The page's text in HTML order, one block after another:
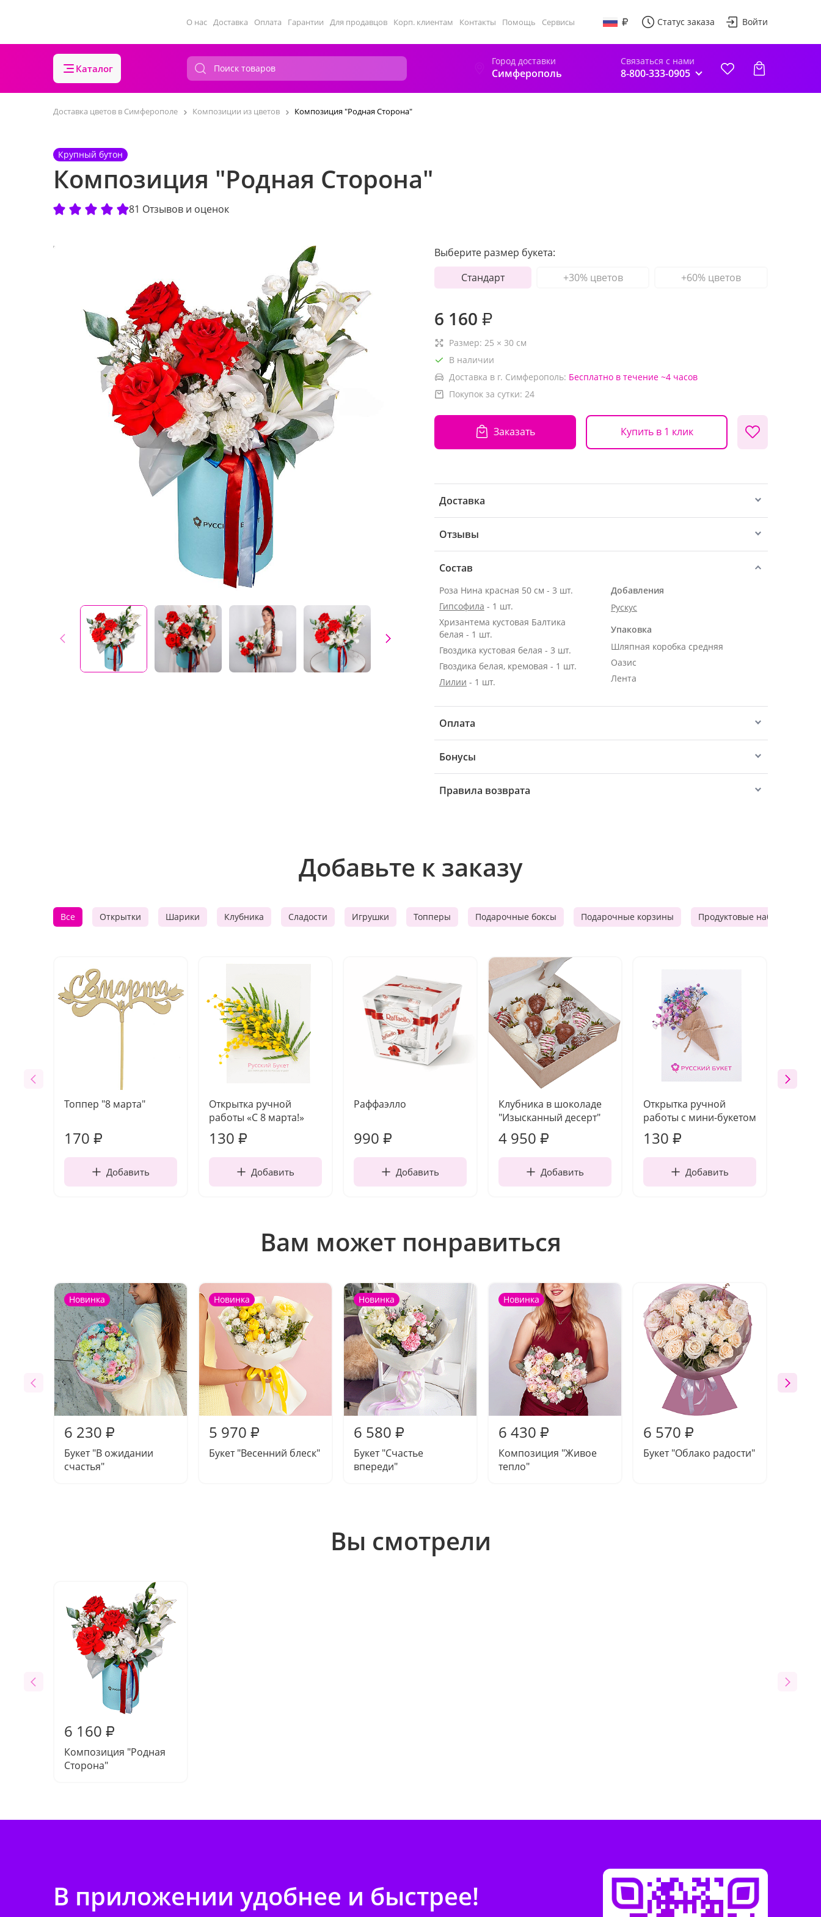
О нас Доставка Оплата Гарантии Для продавцов Корп. клиентам Контакты Помощь Сервисы Статус заказа Войти
Каталог
Город доставки
Симферополь
Связаться с нами
8-800-333-0905
Доставка цветов в Симферополе Композиции из цветов Композиция "Родная Сторона"
Крупный бутон
Композиция "Родная Сторона"
81 Отзывов и оценок
Выберите размер букета:
Стандарт
+30% цветов +60% цветов
6 160 ₽
Размер: 25 × 30 см
В наличии
Доставка в г. Симферополь: Бесплатно в течение ~4 часов
Покупок за сутки: 24
Заказать Купить в 1 клик
Доставка
Отзывы
Состав
Роза Нина красная 50 см - 3 шт.
Гипсофила - 1 шт.
Хризантема кустовая Балтика
белая - 1 шт.
Гвоздика кустовая белая - 3 шт.
Гвоздика белая, кремовая - 1 шт.
Лилии - 1 шт.
Добавления
Рускус
Упаковка
Шляпная коробка средняя
Оазис
Лента
Оплата
Бонусы
Правила возврата
Добавьте к заказу
Все Открытки Шарики Клубника Сладости Игрушки Топперы Подарочные боксы Подарочные корзины Продуктовые наборы
Топпер "8 марта"
170 ₽
Добавить
Открытка ручной
работы «С 8 марта!»
130 ₽
Добавить
Раффаэлло
990 ₽
Добавить
Клубника в шоколаде
"Изысканный десерт"
4 950 ₽
Добавить
Открытка ручной
работы с мини-букетом
130 ₽
Добавить
Вам может понравиться
Новинка
6 230 ₽
Букет "В ожидании
счастья"
Новинка
5 970 ₽
Букет "Весенний блеск"
Новинка
6 580 ₽
Букет "Счастье
впереди"
Новинка
6 430 ₽
Композиция "Живое
тепло"
6 570 ₽
Букет "Облако радости"
Вы смотрели
6 160 ₽
Композиция "Родная
Сторона"
В приложении удобнее и быстрее!